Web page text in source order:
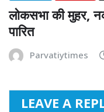
लोकसभा की मुहर,
पारित
Parvatiytimes
LEAVE A